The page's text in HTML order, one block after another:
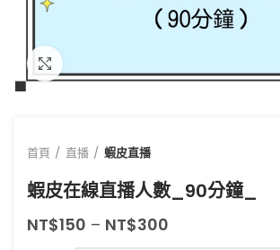
首頁 直播 蝦皮直播
蝦皮在線直播人數_90分鐘_
NT$150 – NT$300